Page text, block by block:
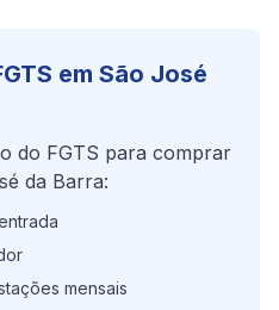
em São José
do FGTS para comprar
da Barra:
mensais